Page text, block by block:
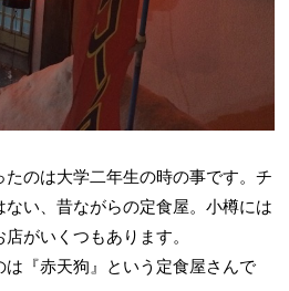
のは大学二年生の時の事です。チ
い、昔ながらの定食屋。小樽には
がいくつもあります。
『赤天狗』という定食屋さんで